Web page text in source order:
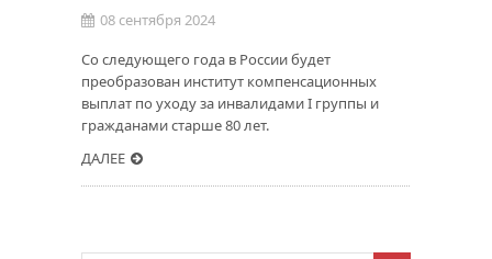
08 сентября 2024
Со следующего года в России будет
преобразован институт компенсационных
выплат по уходу за инвалидами I группы и
гражданами старше 80 лет.
ДАЛЕЕ